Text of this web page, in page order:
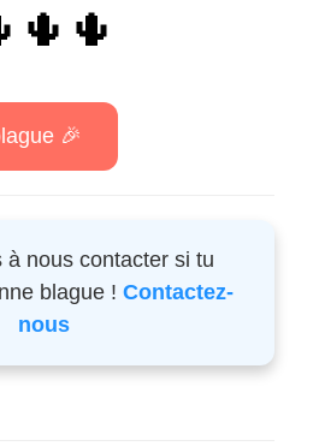
à nous contacter si tu
blague ! Contactez-
nous